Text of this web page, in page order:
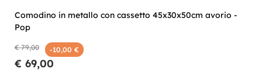
Comodino in metallo con cassetto 45x30x50cm avorio -
Pop
€ 79,00 -10,00 €
€ 69,00